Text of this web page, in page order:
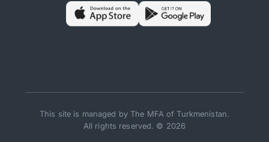
This site is managed by The MFA of Turkmenistan.
All rights reserved. © 2026